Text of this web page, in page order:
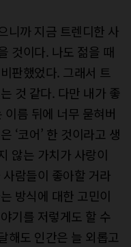
니까 지금 트렌디한 사
것이다. 나도 젊을 때
판했었다. 그래서 트
것 같다. 다만 내가 좋
름 뒤에 너무 묻혀버
‘코어’ 한 것이라고 생
않는 가치가 사랑이
람들이 좋아할 거라
방식에 대한 고민이
기를 저렇게도 할 수
해도 인간은 늘 외롭고